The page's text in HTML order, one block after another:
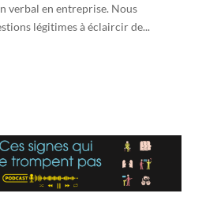
verbal en entreprise. Nous
légitimes à éclaircir de...